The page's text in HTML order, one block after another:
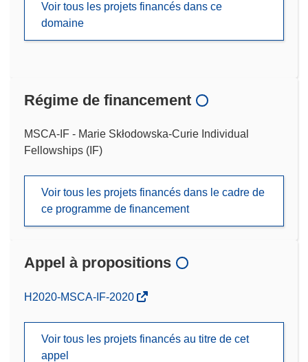
Voir tous les projets financés dans ce
domaine
Régime de financement
MSCA-IF - Marie Skłodowska-Curie Individual
Fellowships (IF)
Voir tous les projets financés dans le cadre de
ce programme de financement
Appel à propositions
(s’ouvre
nouvelle
H2020-MSCA-IF-2020
Voir tous les projets financés au titre de cet
appel